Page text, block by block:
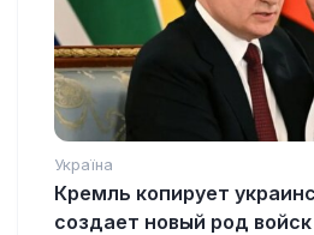
Україна
Кремль копирует
создает новый род